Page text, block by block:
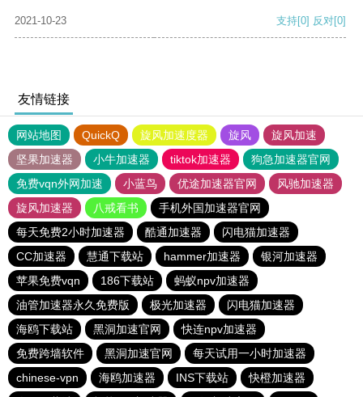
2021-10-23 支持[0] 反对[0]
友情链接
网站地图 QuickQ 旋风加速度器 旋风
旋风加速
坚果加速器
小牛加速器 tiktok加速器
狗急加速器官网
免费vqn外网加速
小蓝鸟 优途加速器官网
风驰加速器
旋风加速器
八戒看书
手机外国加速器官网
每天免费2小时加速器
酷通加速器
闪电猫加速器
CC加速器
慧通下载站 hammer加速器
银河加速器
苹果免费vqn
186下载站
蚂蚁npv加速器
油管加速器永久免费版
极光加速器
闪电猫加速器
海鸥下载站
黑洞加速官网
快连npv加速器
免费跨墙软件
黑洞加速官网
每天试用一小时加速器
chinese-vpn
海鸥加速器 INS下载站
快橙加速器